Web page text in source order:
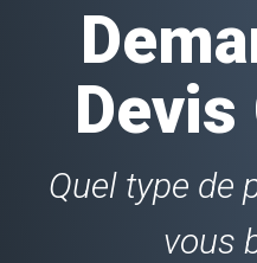
Quel type de
vous